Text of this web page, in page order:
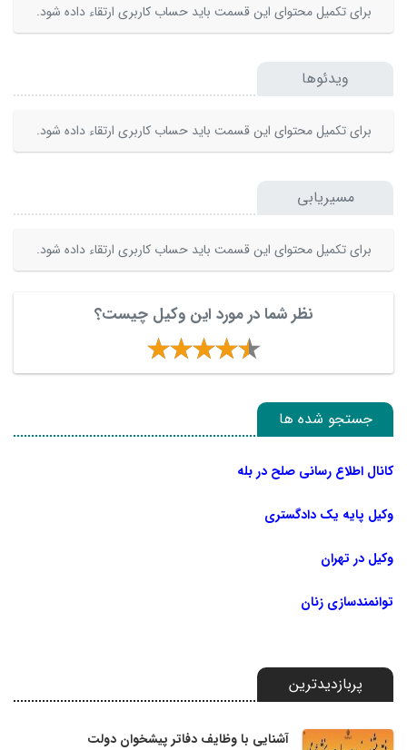
برای تکمیل محتوای این قسمت باید حساب کاربری ارتقاء داده شود.
ویدئوها
برای تکمیل محتوای این قسمت باید حساب کاربری ارتقاء داده شود.
مسیریابی
برای تکمیل محتوای این قسمت باید حساب کاربری ارتقاء داده شود.
نظر شما در مورد این وکیل چیست؟
جستجو شده ها
کانال اطلاع رسانی صلح در بله
وکیل پایه یک دادگستری
وکیل در تهران
توانمندسازی زنان
پربازدیدترین
آشنایی با وظایف دفاتر پیشخوان دولت